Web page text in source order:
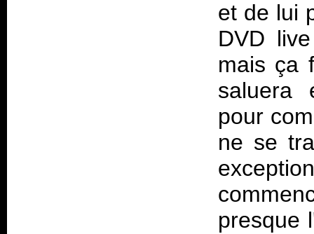
et de lui
DVD
mais ça
saluera
pour
ne se
presque